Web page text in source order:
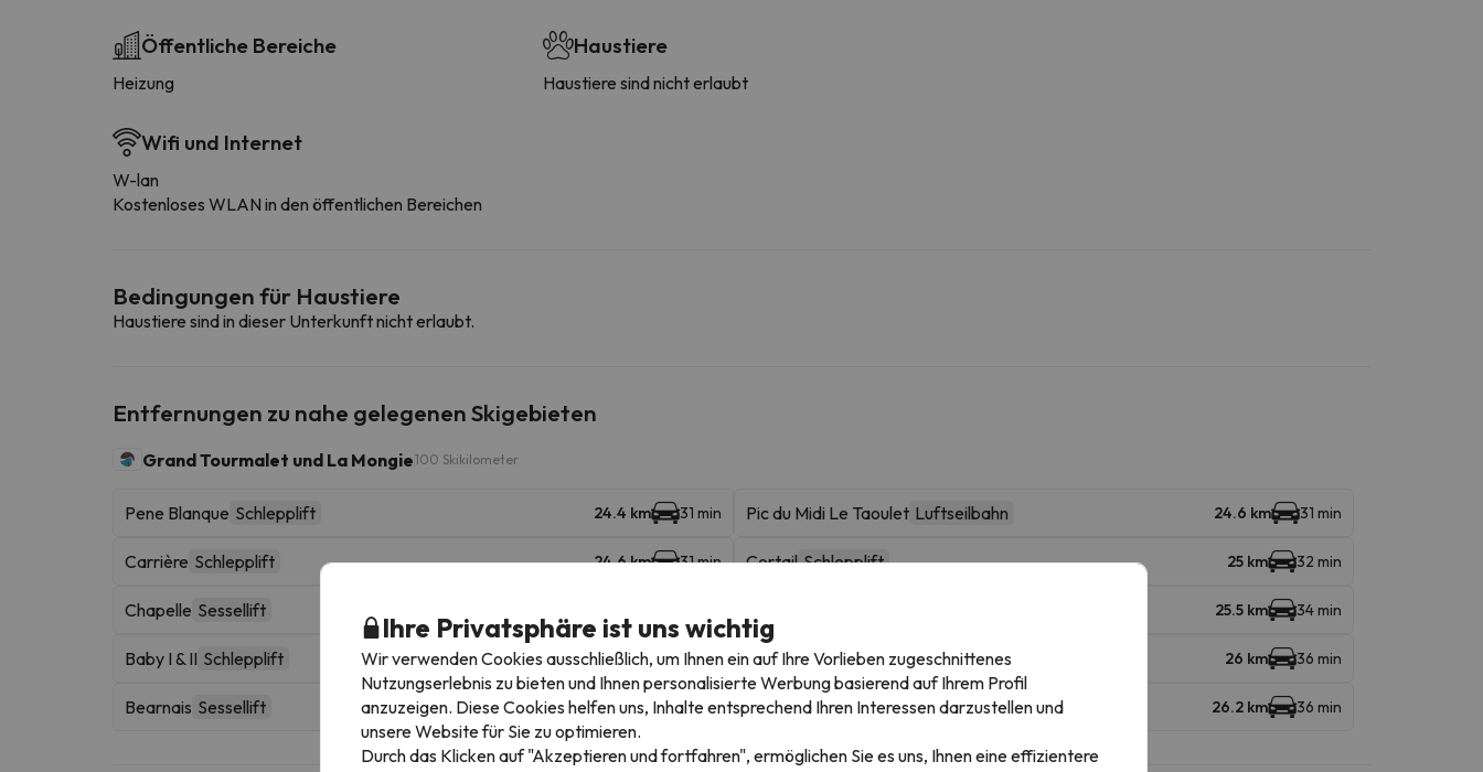
Öffentliche Bereiche
Heizung
Wifi und Internet
W-lan
Kostenloses WLAN in den öffentlichen Bereichen
Haustiere
Haustiere sind nicht erlaubt
Bedingungen für Haustiere
Haustiere sind in dieser Unterkunft nicht erlaubt.
Entfernungen zu nahe gelegenen Skigebieten
Grand Tourmalet und La Mongie100 Skikilometer
Pene Blanque Schlepplift 24.4 km 31 min Pic du Midi Le Taoulet Luftseilbahn 24.6 km 31 min
Carrière Schlepplift 24.6 km 31 min Cortail Schlepplift 25 km 32 min
Chapelle Sessellift 25.5 km 34 min
Baby I & II Schlepplift 25.7 km 35 min Adour Sessellift 26 km 36 min
Bearnais Sessellift 26.1 km 35 min Pourtheilh Sessellift 26.2 km 36 min
Ihre Privatsphäre ist uns wichtig
Wir verwenden Cookies ausschließlich, um Ihnen ein auf Ihre Vorlieben zugeschnittenes
Nutzungserlebnis zu bieten und Ihnen personalisierte Werbung basierend auf Ihrem Profil
anzuzeigen. Diese Cookies helfen uns, Inhalte entsprechend Ihren Interessen darzustellen und
unsere Website für Sie zu optimieren.
Durch das Klicken auf "Akzeptieren und fortfahren", ermöglichen Sie es uns, Ihnen eine effizientere